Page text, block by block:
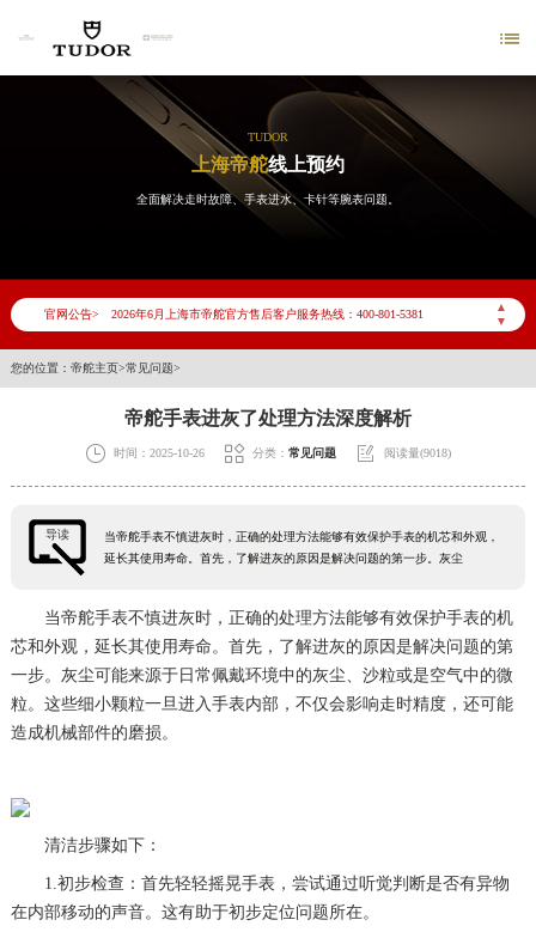

TUDOR
上海帝舵线上预约
全面解决走时故障、手表进水、卡针等腕表问题。
官网公告>
▲
▼
2026年6月上海市帝舵官方售后客户服务热线：400-801-5381
2026年6月帝舵售后服务中心最新网点地址：
上海市徐汇区虹桥路3号港汇中心写字楼2座37层3705室（需提前预约）
您的位置： 帝舵主页>常见问题>
帝舵手表进灰了处理方法深度解析
 时间：2025-10-26  分类： 常见问题  阅读量(9018)
导读
当帝舵手表不慎进灰时，正确的处理方法能够有效保护手表的机芯和外观，
延长其使用寿命。首先，了解进灰的原因是解决问题的第一步。灰尘
当帝舵手表不慎进灰时，正确的处理方法能够有效保护手表的机
芯和外观，延长其使用寿命。首先，了解进灰的原因是解决问题的第
一步。灰尘可能来源于日常佩戴环境中的灰尘、沙粒或是空气中的微
粒。这些细小颗粒一旦进入手表内部，不仅会影响走时精度，还可能
造成机械部件的磨损。
清洁步骤如下：
1.初步检查：首先轻轻摇晃手表，尝试通过听觉判断是否有异物
在内部移动的声音。这有助于初步定位问题所在。